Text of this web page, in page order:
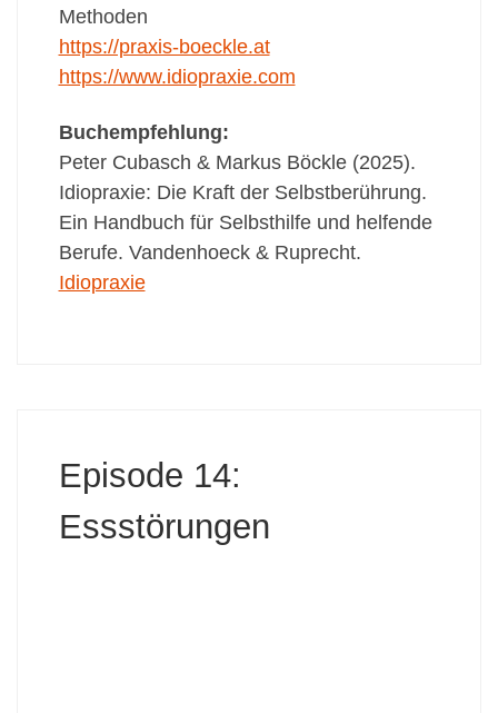
Methoden
https://praxis-boeckle.at
https://www.idiopraxie.com
Buchempfehlung:
Peter Cubasch & Markus Böckle (2025).
Idiopraxie: Die Kraft der Selbstberührung.
Ein Handbuch für Selbsthilfe und helfende
Berufe. Vandenhoeck & Ruprecht.
Idiopraxie
Episode 14:
Essstörungen